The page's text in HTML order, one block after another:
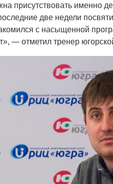
присутствовать именно
две недели
с насыщенной
— отметил тренер